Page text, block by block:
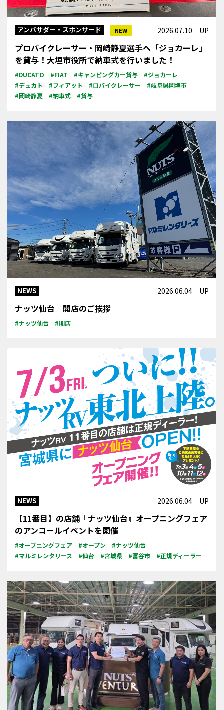
アンバサダー・スポンサード NEW 2026.07.10 UP
プロバイクレーサー・岡崎静夏選手へ「ジョカーレ」
を貸与！大垣市役所で納車式を行いました！
#DUCATO #FIAT #キャンピングカー貸与
#ジョカーレ
#デュカト
#フィアット #ロバイクレーサー
#岐阜県岡垣市
#岡崎静夏
#納車式 #貸与
NEWS 2026.06.04 UP
ナッツ仙台 開店のご挨拶
#ナッツ仙台 #開店
NEWS 2026.06.04 UP
【11番目】の店舗『ナッツ仙台』オープニングフェア
のアンコールイベントを開催
#オープニングフェア #オープン
#ナッツ仙台
#マルミレンタリース
#仙台 #宮城県 #富谷市 #正規ディーラー